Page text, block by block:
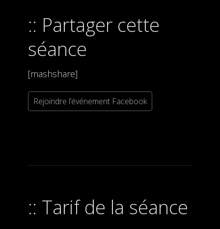
Partager cette
séance
[mashshare]
Rejoindre l’événement Facebook
Tarif de la séance